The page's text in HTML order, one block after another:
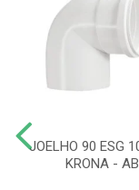
JOELHO 90 ESG
KRONA - AB